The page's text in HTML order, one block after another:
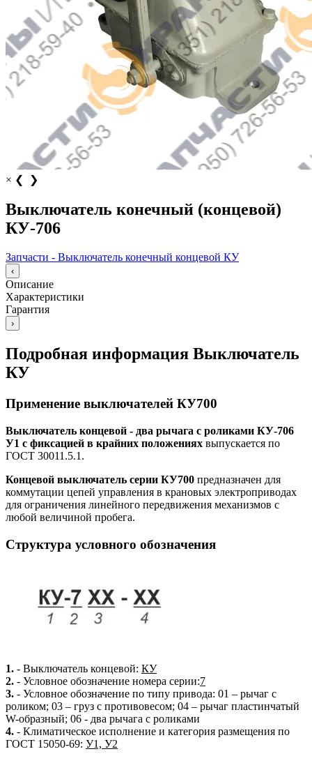
× ❮ ❯
Выключатель конечный (концевой)
КУ-706
Запчасти - Выключатель конечный концевой КУ
‹
Описание
Характеристики
Гарантия
›
Подробная информация Выключатель
КУ
Применение выключателей КУ700
Выключатель концевой - два рычага с роликами КУ-706
У1 с фиксацией в крайних положениях выпускается по
ГОСТ 30011.5.1.
Концевой выключатель серии КУ700 предназначен для
коммутации цепей управления в крановых электроприводах
для ограничения линейного передвижения механизмов с
любой величиной пробега.
Структура условного обозначения
1. - Выключатель концевой: КУ
2. - Условное обозначение номера серии:7
3. - Условное обозначение по типу привода: 01 – рычаг с
роликом; 03 – груз с противовесом; 04 – рычаг пластинчатый
W-образный; 06 - два рычага с роликами
4. - Климатическое исполнение и категория размещения по
ГОСТ 15050-69: У1, У2